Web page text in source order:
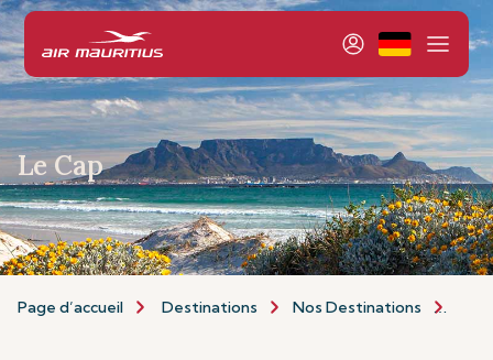
Le Cap
Page d’accueil Destinations Nos Destinations